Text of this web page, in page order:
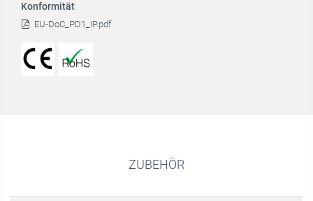
Konformität
EU-DoC_PD1_IP.pdf
ZUBEHÖR